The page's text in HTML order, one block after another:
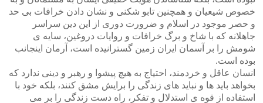
خصوص شیعیان و همچنین تابو شکنی و نشان دادن خرافات بی حد
و حصر موجود در اسلام و ضرورت دوری از این دین سراسر
جاهلانه که با شاخ و برگ خرافات و روایات دروغین، سایه ی
شومش را بر آسمان ایران زمین گسترانیده است، آرمان اینجانب
بوده است.
انسان عاقل و خردمند، احتیاج به هیچ پیشوا و رهبر و دینی ندارد که
بخواهد باید ها و نباید های زندگی را برایش مشق کنند، بلکه خود با
استفاده از قوه ی استدلال و تفکر، راه دست زندگی را بر می